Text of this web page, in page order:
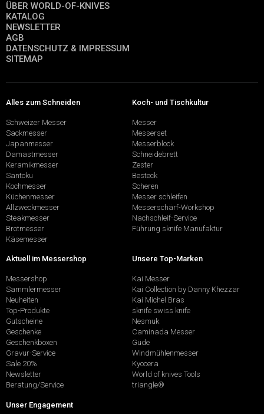
ÜBER WORLD-OF-KNIVES
KATALOG
NEWSLETTER
AGB
DATENSCHUTZ & IMPRESSUM
SITEMAP
Alles zum Schneiden
Schweizer Messer
Sackmesser
Japanmesser
Damastmesser
Keramikmesser
Santoku
Kochmesser
Küchenmesser
Allzweckmesser
Steakmesser
Brotmesser
Käsemesser
Koch- und Tischkultur
Messer
Messerset
Messerblock
Schneidebrett
Zester
Besteck
Scheren
Messer schleifen
Messerschärf-Workshop
Nachschleif-Service
Führung sknife Manufaktur
Aktuell im Messershop
Messershop
Sammlermesser
Neuheiten
Top-Produkte
Gutscheine
Geschenke
Geschenkboxen
Gravur-Service
Sale 20%
Newsletter
Beratung/Service
Unsere Top-Marken
Kai Messer
Kai Collection by Danny Khezzar
Kai Michel Bras
sknife swiss knife
Nesmuk
Caminada Messer
Güde
Windmühlenmesser
Kyocera
World of knives Tools
triangle®
Unser Engagement